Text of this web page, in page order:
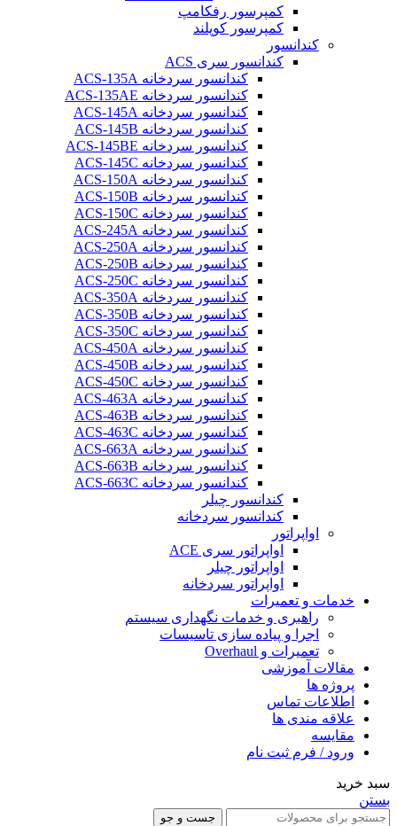
کمپرسور رفکامپ
کمپرسور کوپلند
کندانسور
کندانسور سری ACS
کندانسور سردخانه ACS-135A
کندانسور سردخانه ACS-135AE
کندانسور سردخانه ACS-145A
کندانسور سردخانه ACS-145B
کندانسور سردخانه ACS-145BE
کندانسور سردخانه ACS-145C
کندانسور سردخانه ACS-150A
کندانسور سردخانه ACS-150B
کندانسور سردخانه ACS-150C
کندانسور سردخانه ACS-245A
کندانسور سردخانه ACS-250A
کندانسور سردخانه ACS-250B
کندانسور سردخانه ACS-250C
کندانسور سردخانه ACS-350A
کندانسور سردخانه ACS-350B
کندانسور سردخانه ACS-350C
کندانسور سردخانه ACS-450A
کندانسور سردخانه ACS-450B
کندانسور سردخانه ACS-450C
کندانسور سردخانه ACS-463A
کندانسور سردخانه ACS-463B
کندانسور سردخانه ACS-463C
کندانسور سردخانه ACS-663A
کندانسور سردخانه ACS-663B
کندانسور سردخانه ACS-663C
کندانسور چیلر
کندانسور سردخانه
اواپراتور
اواپراتور سری ACE
اواپراتور چیلر
اواپراتور سردخانه
خدمات و تعمیرات
راهبری و خدمات نگهداری سیستم
اجرا و پیاده سازی تاسیسات
تعمیرات و Overhaul
مقالات آموزشی
پروژه ها
اطلاعات تماس
علاقه مندی ها
مقایسه
ورود / فرم ثبت نام
سبد خرید
بستن
جست و جو